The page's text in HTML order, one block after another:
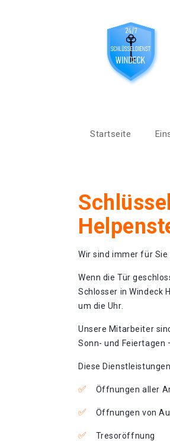
Startseite
Wir sind immer für
Wenn die Tür
Schlosser in Windeck
um die Uhr.
Unsere Mitarbeiter
Sonn- und Feiertagen
Diese
Öffnungen aller
Öffnungen von
Tresoröffnung